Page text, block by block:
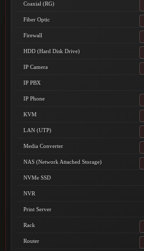
Coaxial (RG)
Fiber Optic
Firewall
HDD (Hard Disk Drive)
IP Camera
IP PBX
IP Phone
KVM
LAN (UTP)
Media Converter
NAS (Network Attached Storage)
NVMe SSD
NVR
Print Server
Rack
Router